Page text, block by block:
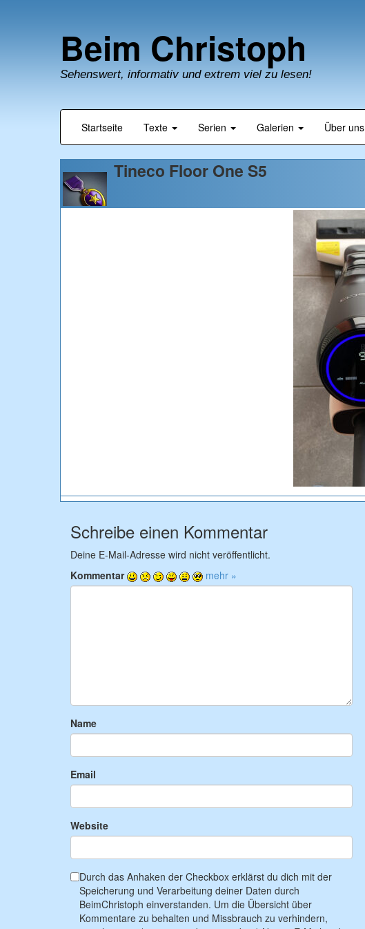
Beim Christoph
Sehenswert, informativ und extrem viel zu lesen!
Startseite Texte Serien Galerien Über uns
Tineco Floor One S5
Schreibe einen Kommentar
Deine E-Mail-Adresse wird nicht veröffentlicht.
Kommentar
mehr »
Name
Email
Website
Durch das Anhaken der Checkbox erklärst du dich mit der
Speicherung und Verarbeitung deiner Daten durch
BeimChristoph einverstanden. Um die Übersicht über
Kommentare zu behalten und Missbrauch zu verhindern,